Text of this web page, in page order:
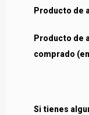
Producto de
Producto de
comprado
Si tienes